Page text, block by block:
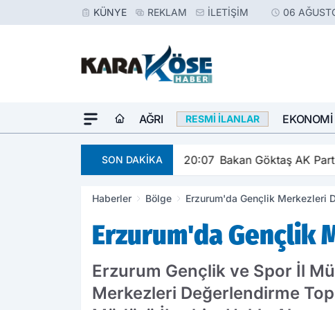
KÜNYE REKLAM İLETIŞIM 06
AĞRI RESMI İLANLAR EKONOMI
SON DAKİKA 20:07 Bakan Göktaş AK
Haberler Bölge Erzurum'da Gençlik Merkezleri
Erzurum'da Gençlik
Erzurum Gençlik ve Spor İl
Merkezleri Değerlendirme